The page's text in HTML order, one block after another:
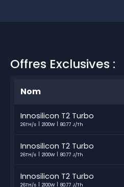
Offres Exclusives :
Nom
Innosilicon T2 Turbo
26TH/s 2100W 80.77 J/Th
Innosilicon T2 Turbo
26TH/s 2100W 80.77 J/Th
Innosilicon T2 Turbo
26TH/s 2100W 80.77 J/Th